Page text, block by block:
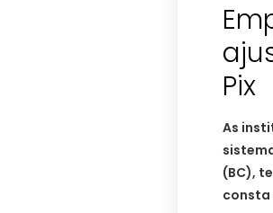
Pix
As
(BC),
consta